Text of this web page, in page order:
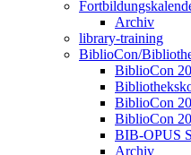
Archiv
library-training
BiblioCon/
BiblioCon
BiblioCon
BiblioCon
BIB-OPUS
Archiv